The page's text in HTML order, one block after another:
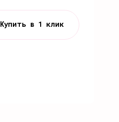
Купить в 1 клик